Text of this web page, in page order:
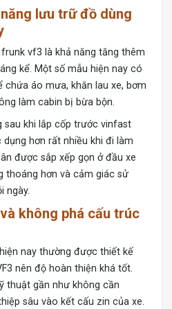
lưu trữ đồ dùng
vf3 là khả năng tăng thêm
kể. Một số mẫu hiện nay có
chứa áo mưa, khăn lau xe, bơm
làm cabin bị bừa bộn.
sau khi lắp cốp trước vinfast
hơn rất nhiều khi đi làm
được sắp xếp gọn ở đầu xe
thoáng hơn và cảm giác sử
ngày.
không phá cấu trúc
nay thường được thiết kế
nên độ hoàn thiện khá tốt.
thuật gần như không cần
sâu vào kết cấu zin của xe.